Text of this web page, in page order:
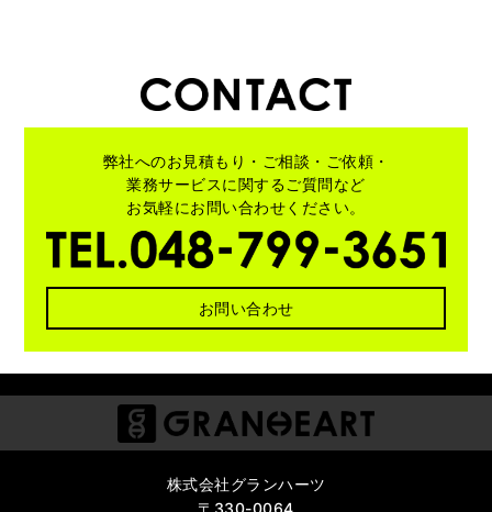
弊社へのお見積もり・ご相談・ご依頼・
業務サービスに関するご質問など
お気軽にお問い合わせください。
お問い合わせ
株式会社グランハーツ